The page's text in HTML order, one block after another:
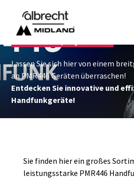
Funktechnik
PMR446 / 2,4 GHZ
Lassen Sie sich hier von einem
an PMR446 Geräten überraschen!
Entdecken Sie innovative und
Handfunkgeräte!
Sie finden hier ein großes
leistungsstarke PMR446